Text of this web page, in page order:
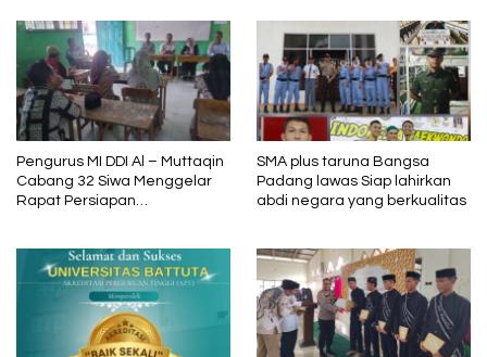
Pengurus MI DDI Al – Muttaqin
Cabang 32 Siwa Menggelar
Rapat Persiapan
SMA plus taruna Bangsa
Padang lawas Siap lahirkan
abdi negara yang berkualitas